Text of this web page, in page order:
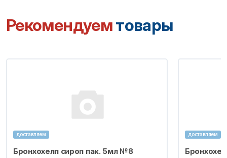
Рекомендуемтовары
доставляем
Бронхохелп сироп пак. 5мл №8
доставляем